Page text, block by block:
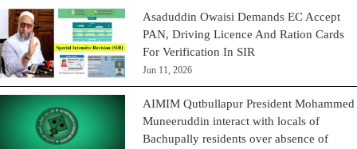
Asaduddin Owaisi Demands EC Accept
PAN, Driving Licence And Ration Cards
For Verification In SIR
Jun 11, 2026
AIMIM Qutbullapur President Mohammed
Muneeruddin interact with locals of
Bachupally residents over absence of